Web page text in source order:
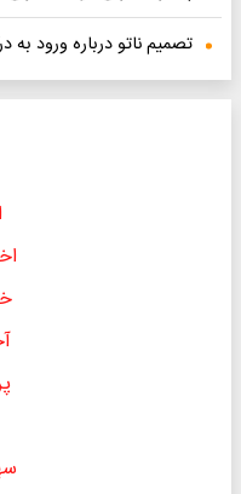
تصمیم ناتو درباره ورود به